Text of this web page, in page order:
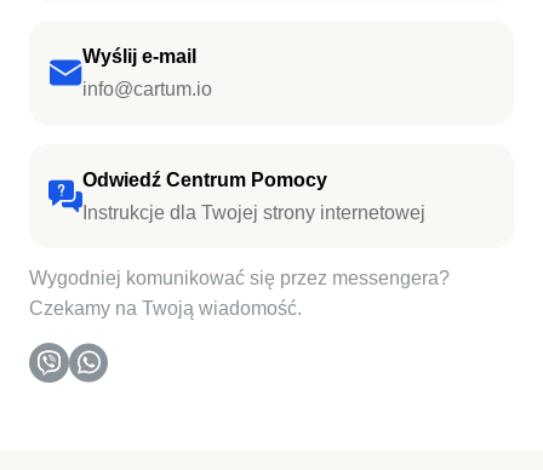
Wyślij e-mail
info@cartum.io
Odwiedź Centrum Pomocy
Instrukcje dla Twojej strony internetowej
Wygodniej komunikować się przez messengera?
Czekamy na Twoją wiadomość.